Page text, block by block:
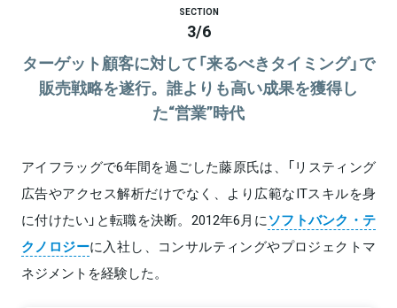
SECTION
3/6
ターゲット顧客に対して「来るべきタイミング」で
販売戦略を遂行。誰よりも高い成果を獲得し
た“営業”時代
アイフラッグで6年間を過ごした藤原氏は、「リスティング
広告やアクセス解析だけでなく、より広範なITスキルを身
に付けたい」と転職を決断。2012年6月にソフトバンク・テ
クノロジーに入社し、コンサルティングやプロジェクトマ
ネジメントを経験した。